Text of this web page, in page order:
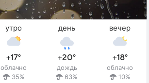
утро
+17°
облачно
35%
день
+20°
дождь
63%
вечер
+18°
облачно
10%